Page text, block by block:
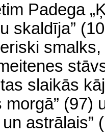
Padega
skaldīja”
slaikās
morgā” (97)
astrālais”